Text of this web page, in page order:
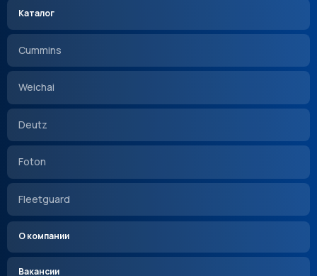
Каталог
Cummins
Weichai
Deutz
Foton
Fleetguard
О компании
Вакансии